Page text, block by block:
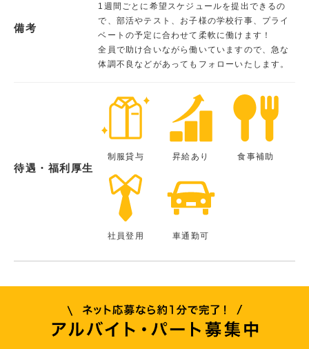
備考
1週間ごとに希望スケジュールを提出できるの
で、部活やテスト、お子様の学校行事、プライ
ベートの予定に合わせて柔軟に働けます！
全員で助け合いながら働いていますので、急な
体調不良などがあってもフォローいたします。
待遇・福利厚生
制服貸与 昇給あり 食事補助
社員登用 車通勤可